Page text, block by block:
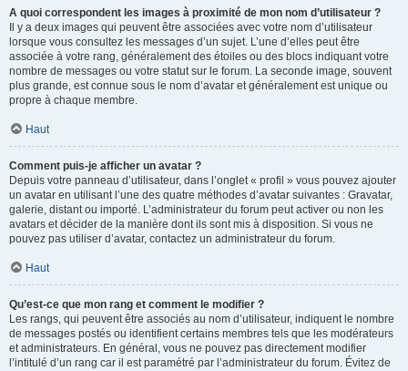
A quoi correspondent les images à proximité de mon nom d’utilisateur ?
Il y a deux images qui peuvent être associées avec votre nom d’utilisateur
lorsque vous consultez les messages d’un sujet. L’une d’elles peut être
associée à votre rang, généralement des étoiles ou des blocs indiquant votre
nombre de messages ou votre statut sur le forum. La seconde image, souvent
plus grande, est connue sous le nom d’avatar et généralement est unique ou
propre à chaque membre.
Haut
Comment puis-je afficher un avatar ?
Depuis votre panneau d’utilisateur, dans l’onglet « profil » vous pouvez ajouter
un avatar en utilisant l’une des quatre méthodes d’avatar suivantes : Gravatar,
galerie, distant ou importé. L’administrateur du forum peut activer ou non les
avatars et décider de la manière dont ils sont mis à disposition. Si vous ne
pouvez pas utiliser d’avatar, contactez un administrateur du forum.
Haut
Qu’est-ce que mon rang et comment le modifier ?
Les rangs, qui peuvent être associés au nom d’utilisateur, indiquent le nombre
de messages postés ou identifient certains membres tels que les modérateurs
et administrateurs. En général, vous ne pouvez pas directement modifier
l’intitulé d’un rang car il est paramétré par l’administrateur du forum. Évitez de